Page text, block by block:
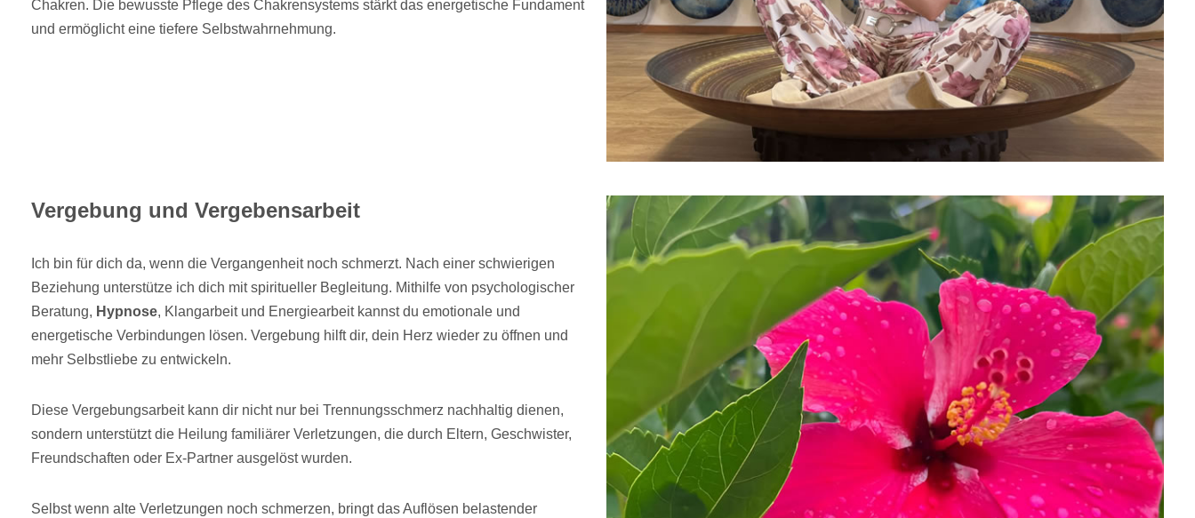
Chakren. Die bewusste Pflege des Chakrensystems stärkt das energetische Fundament
und ermöglicht eine tiefere Selbstwahrnehmung.
Vergebung und Vergebensarbeit
Ich bin für dich da, wenn die Vergangenheit noch schmerzt. Nach einer schwierigen
Beziehung unterstütze ich dich mit spiritueller Begleitung. Mithilfe von psychologischer
Beratung, Hypnose, Klangarbeit und Energiearbeit kannst du emotionale und
energetische Verbindungen lösen. Vergebung hilft dir, dein Herz wieder zu öffnen und
mehr Selbstliebe zu entwickeln.
Diese Vergebungsarbeit kann dir nicht nur bei Trennungsschmerz nachhaltig dienen,
sondern unterstützt die Heilung familiärer Verletzungen, die durch Eltern, Geschwister,
Freundschaften oder Ex-Partner ausgelöst wurden.
Selbst wenn alte Verletzungen noch schmerzen, bringt das Auflösen belastender